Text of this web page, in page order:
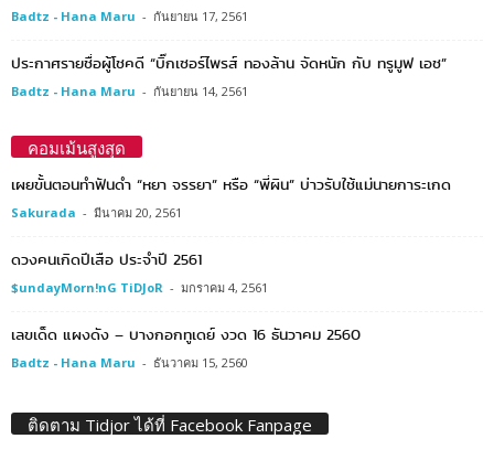
Badtz - Hana Maru - กันยายน 17, 2561
ประกาศรายชื่อผู้โชคดี “บิ๊กเซอร์ไพรส์ ทองล้าน จัดหนัก กับ ทรูมูฟ เอช”
Badtz - Hana Maru - กันยายน 14, 2561
คอมเม้นสูงสุด
เผยขั้นตอนทำฟันดำ “หยา จรรยา” หรือ “พี่ผิน” บ่าวรับใช้แม่นายการะเกด
Sakurada - มีนาคม 20, 2561
ดวงคนเกิดปีเสือ ประจำปี 2561
$undayMorn!nG TiDJoR - มกราคม 4, 2561
เลขเด็ด แผงดัง – บางกอกทูเดย์ งวด 16 ธันวาคม 2560
Badtz - Hana Maru - ธันวาคม 15, 2560
ติดตาม Tidjor ได้ที่ Facebook Fanpage